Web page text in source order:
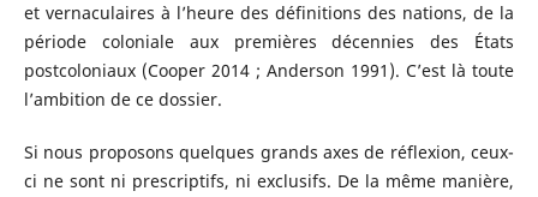
et vernaculaires à l’heure des définitions des nations, de la
période coloniale aux premières décennies des États
postcoloniaux (Cooper 2014 ; Anderson 1991). C’est là toute
l’ambition de ce dossier.
Si nous proposons quelques grands axes de réflexion, ceux-
ci ne sont ni prescriptifs, ni exclusifs. De la même manière,